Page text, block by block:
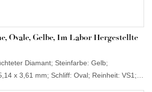
Ovale, Gelbe, Im Labor Hergestellte
Diamant; Steinfarbe: Gelb;
x 3,61 mm; Schliff: Oval; Reinheit: VS1;